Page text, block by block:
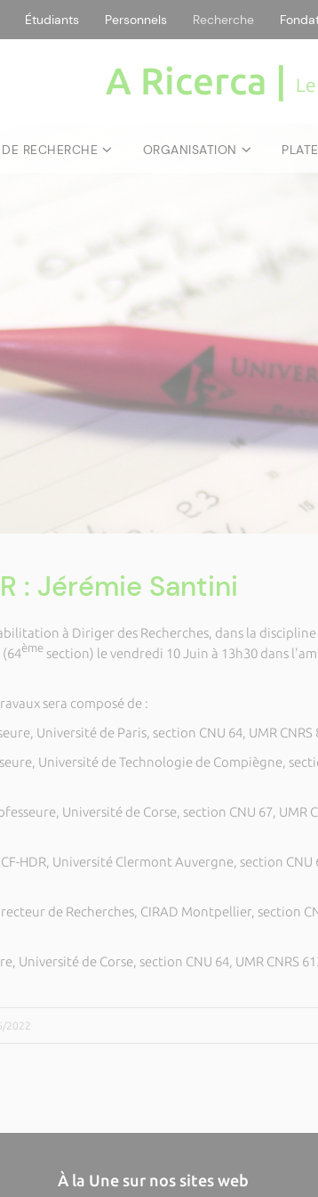
Étudiants Personnels Recherche
A Ricerca |
RECHERCHE ORGANISATION
: Jérémie Santini
à Diriger des Recherches, dans la discipline
èmesection) le vendredi 10 Juin à 13h30 dans
sera composé de :
Université de Paris, section CNU 64, UMR CNRS
Université de Technologie de Compiègne,
Université de Corse, section CNU 67, UMR
HDR, Université Clermont Auvergne, section CNU
de Recherches, CIRAD Montpellier, section
Université de Corse, section CNU 64, UMR CNRS
2022
À la Une sur nos sites web